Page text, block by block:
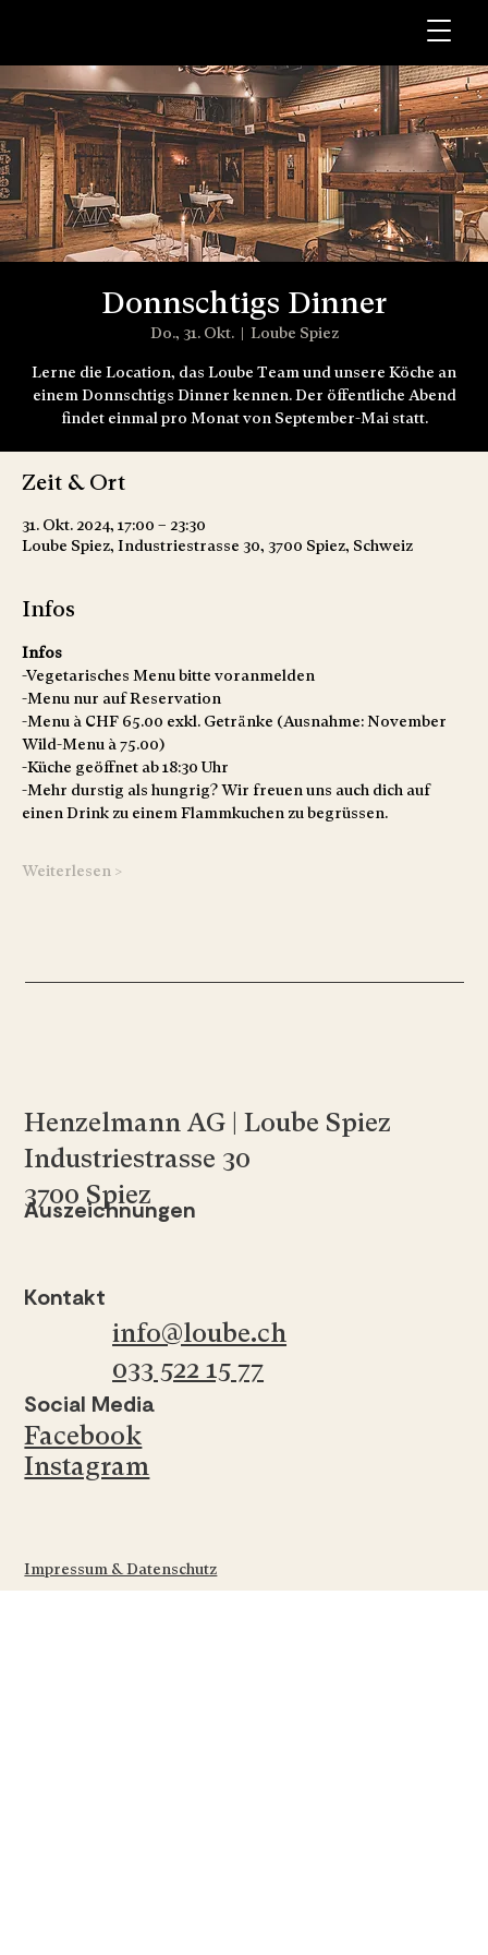
Donnschtigs Dinner
Do., 31. Okt.
  |
Loube Spiez
Lerne die Location, das Loube Team und unsere Köche an
einem Donnschtigs Dinner kennen. Der öffentliche Abend
findet einmal pro Monat von September-Mai statt.
Zeit & Ort
31. Okt. 2024, 17:00 – 23:30
Loube Spiez, Industriestrasse 30, 3700 Spiez, Schweiz
Infos
Infos
-Vegetarisches Menu bitte voranmelden
-Menu nur auf Reservation
-Menu à CHF 65.00 exkl. Getränke (Ausnahme: November
Wild-Menu à 75.00)
-Küche geöffnet ab 18:30 Uhr
-Mehr durstig als hungrig? Wir freuen uns auch dich auf
einen Drink zu einem Flammkuchen zu begrüssen.
Weiterlesen >
Impressum & Datenschutz
info@loube.ch
033 522 15 77
Kontakt
Facebook
Instagram
Social Media
Auszeichnungen
Henzelmann AG | Loube Spiez
Industriestrasse 30
3700 Spiez